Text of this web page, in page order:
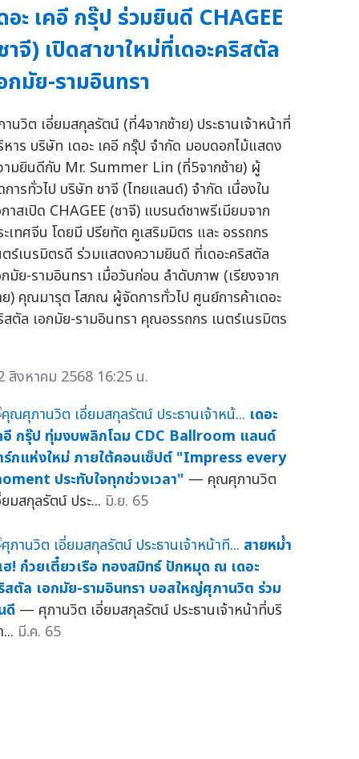
อะ เคอี กรุ๊ป ร่วมยินดี CHAGEE
าจี) เปิดสาขาใหม่ที่เดอะคริสตัล
กมัย-รามอินทรา
านวิต เอี่ยมสกุลรัตน์ (ที่4จากซ้าย) ประธานเจ้าหน้าที่
หาร บริษัท เดอะ เคอี กรุ๊ป จำกัด มอบดอกไม้แสดง
ามยินดีกับ Mr. Summer Lin (ที่5จากซ้าย) ผู้
การทั่วไป บริษัท ชาจี (ไทยแลนด์) จำกัด เนื่องใน
าสเปิด CHAGEE (ชาจี) แบรนด์ชาพรีเมียมจาก
ะเทศจีน โดยมี ปรียทัต คูเสริมมิตร และ อรรถกร
ตร์เนรมิตรดี ร่วมแสดงความยินดี ที่เดอะคริสตัล
กมัย-รามอินทรา เมื่อวันก่อน ลำดับภาพ (เรียงจาก
ย) คุณมารุต โสภณ ผู้จัดการทั่วไป ศูนย์การค้าเดอะ
สตัล เอกมัย-รามอินทรา คุณอรรถกร เนตร์เนรมิตร
สิงหาคม 2568 16:25 น.
เดอะ
อี กรุ๊ป ทุ่มงบพลิกโฉม CDC Ballroom แลนด์
ร์กแห่งใหม่ ภายใต้คอนเซ็ปต์ "Impress every
ประทับใจทุกช่วงเวลา" — คุณศุภานวิต
ยมสกุลรัตน์ ประ... มิ.ย. 65
สายหม่ำ
ฮ! ก๋วยเตี๋ยวเรือ ทองสมิทธ์ ปักหมุด ณ เดอะ
สตัล เอกมัย-รามอินทรา บอสใหญ่ศุภานวิต ร่วม
ดี — ศุภานวิต เอี่ยมสกุลรัตน์ ประธานเจ้าหน้าที่บริ
มี.ค. 65